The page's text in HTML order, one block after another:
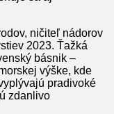
ničiteľ nádorov
2023. Ťažká
básnik –
výške, kde
pradivoké
zdanlivo